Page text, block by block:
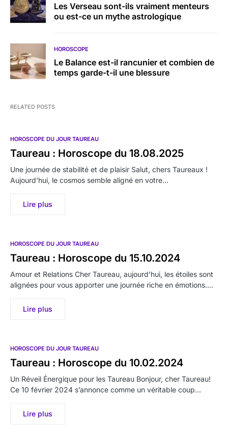
Les Verseau sont-ils vraiment menteurs
ou est-ce un mythe astrologique
HOROSCOPE
Le Balance est-il rancunier et combien de
temps garde-t-il une blessure
RELATED POSTS
HOROSCOPE DU JOUR TAUREAU
Taureau : Horoscope du 18.08.2025
Une journée de stabilité et de plaisir Salut, chers Taureaux !
Aujourd’hui, le cosmos semble aligné en votre…
Lire plus
HOROSCOPE DU JOUR TAUREAU
Taureau : Horoscope du 15.10.2024
Amour et Relations Cher Taureau, aujourd’hui, les étoiles sont
alignées pour vous apporter une journée riche en émotions.…
Lire plus
HOROSCOPE DU JOUR TAUREAU
Taureau : Horoscope du 10.02.2024
Un Réveil Énergique pour les Taureau Bonjour, cher Taureau!
Ce 10 février 2024 s’annonce comme un véritable coup…
Lire plus